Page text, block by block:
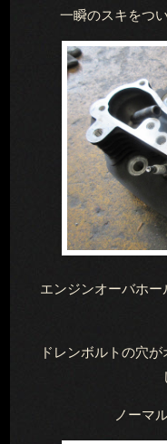
一瞬のスキをつ
エンジンオーバホ
ドレンボルトの穴
ノーマ